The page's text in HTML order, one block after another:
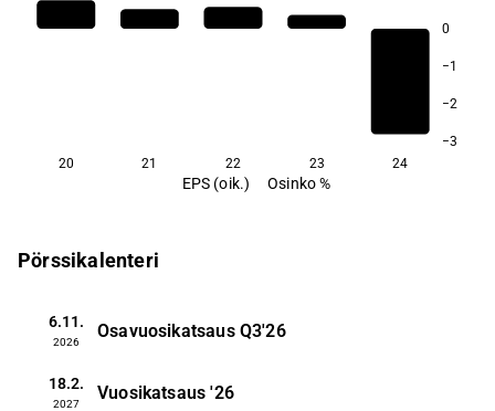
0
−1
−2
−3
20
21 22 23 24
EPS (oik.) Osinko %
Pörssikalenteri
6.11.
2026
Osavuosikatsaus Q3'26
18.2.
2027
Vuosikatsaus '26